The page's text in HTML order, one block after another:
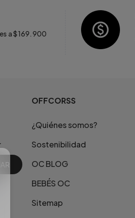
a $169.900
OFFCORSS
¿Quiénes somos?
Sostenibilidad
OC BLOG
BEBÉS OC
Sitemap